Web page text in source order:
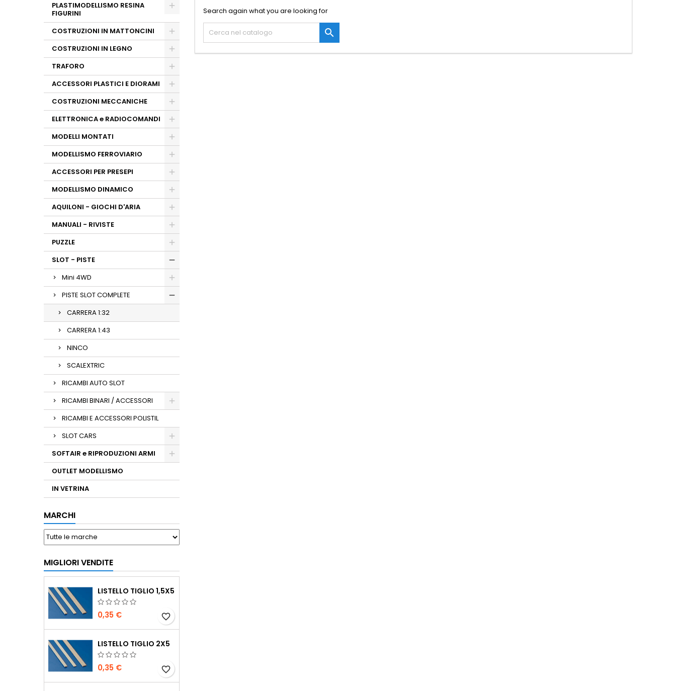
PLASTIMODELLISMO RESINA
FIGURINI
COSTRUZIONI IN MATTONCINI
COSTRUZIONI IN LEGNO
TRAFORO
ACCESSORI PLASTICI E DIORAMI
COSTRUZIONI MECCANICHE
ELETTRONICA e RADIOCOMANDI
MODELLI MONTATI
MODELLISMO FERROVIARIO
ACCESSORI PER PRESEPI
MODELLISMO DINAMICO
AQUILONI - GIOCHI D'ARIA
MANUALI - RIVISTE
PUZZLE
SLOT - PISTE
Mini 4WD
PISTE SLOT COMPLETE
CARRERA 1:32
CARRERA 1:43
NINCO
SCALEXTRIC
RICAMBI AUTO SLOT
RICAMBI BINARI / ACCESSORI
RICAMBI E ACCESSORI POLISTIL
SLOT CARS
SOFTAIR e RIPRODUZIONI ARMI
OUTLET MODELLISMO
IN VETRINA
MARCHI
MIGLIORI VENDITE
LISTELLO TIGLIO 1,5X5
0,35 € favorite_border
LISTELLO TIGLIO 2X5
0,35 € favorite_border
Search again what you are looking for
